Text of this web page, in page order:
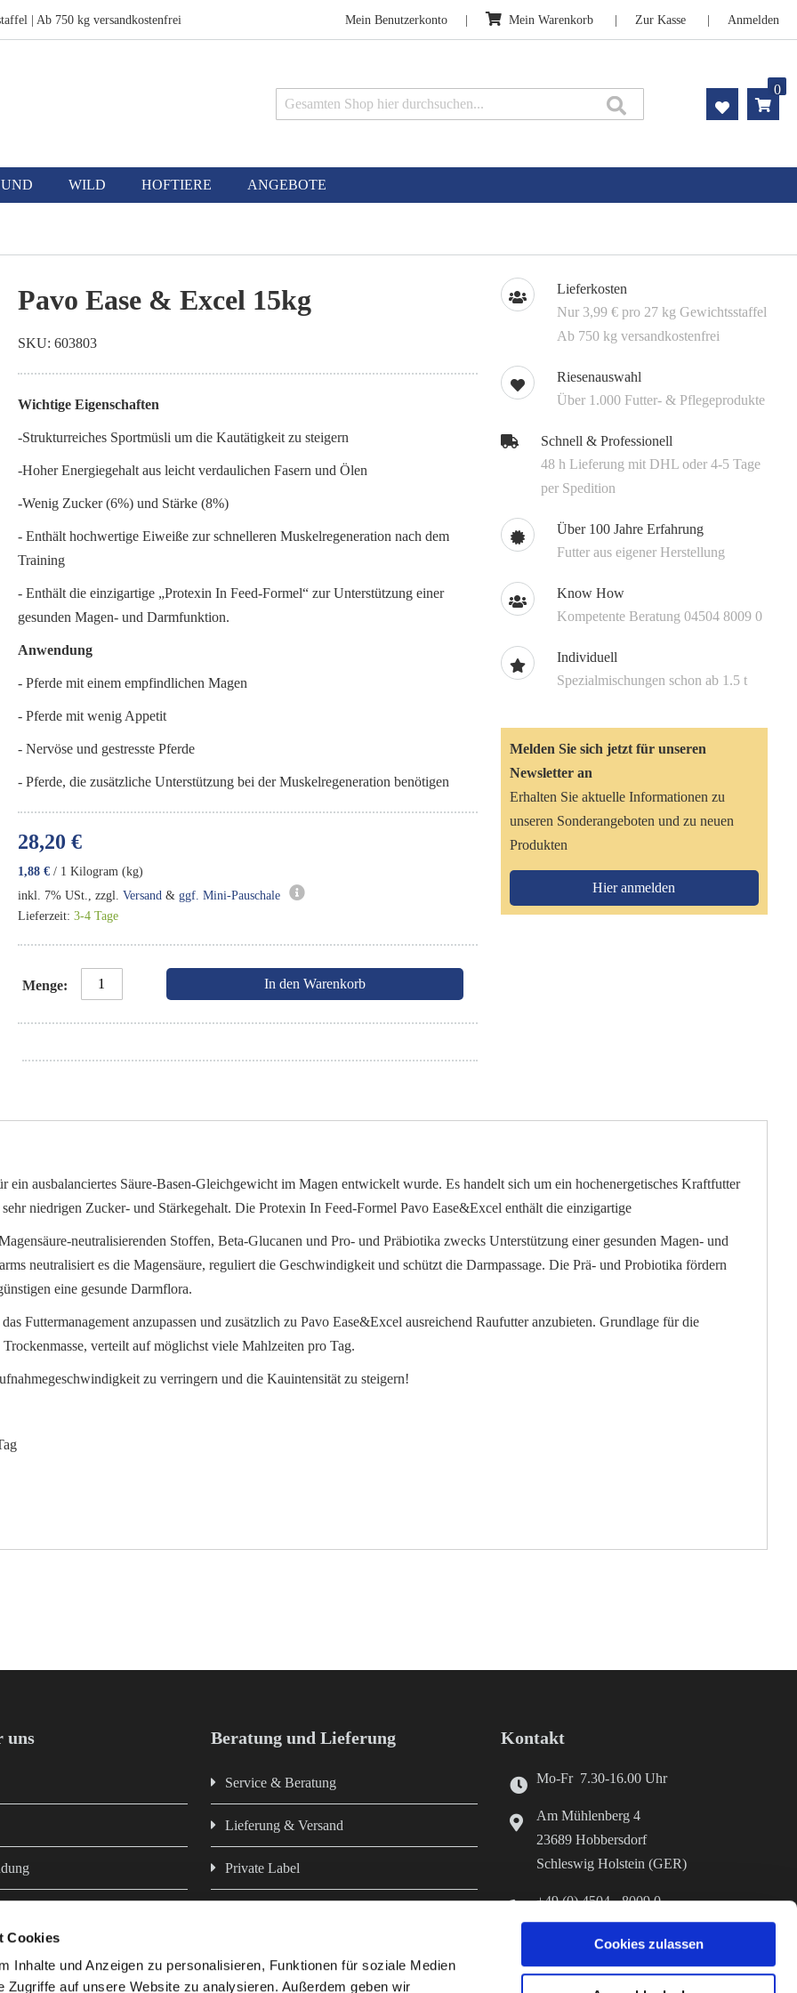
Cookies
Inhalte und Anzeigen zu personalisieren, Funktionen für soziale Medien
Zugriffe auf unsere Website zu analysieren. Außerdem geben wir
Cookies zulassen
Mein Benutzerkonto Anmelden
| Ab 750 kg versandkostenfrei Mein Warenkorb Zur Kasse
0
WILD HOFTIERE ANGEBOTE
Pavo Ease & Excel 15kg
28,20 €
1,88 € / 1 Kilogram (kg)
inkl. 7% USt., zzgl. Versand& ggf. Mini-Pauschale
Lieferzeit: 3-4 Tage
Menge In den Warenkorb
Wichtige Eigenschaften
-Strukturreiches Sportmüsli um die Kautätigkeit zu steigern
-Hoher Energiegehalt aus leicht verdaulichen Fasern und Ölen
-Wenig Zucker (6%) und Stärke (8%)
- Enthält hochwertige Eiweiße zur schnelleren Muskelregeneration nach dem
Training
- Enthält die einzigartige „Protexin In Feed-Formel“ zur Unterstützung einer
gesunden Magen- und Darmfunktion.
Anwendung
- Pferde mit einem empfindlichen Magen
- Pferde mit wenig Appetit
- Nervöse und gestresste Pferde
- Pferde, die zusätzliche Unterstützung bei der Muskelregeneration benötigen
SKU 603803
Lieferkosten
Nur 3,99 € pro 27 kg Gewichtsstaffel
Ab 750 kg versandkostenfrei
Riesenauswahl
Über 1.000 Futter- & Pflegeprodukte
Schnell & Professionell
48 h Lieferung mit DHL oder 4-5 Tage
per Spedition
Über 100 Jahre Erfahrung
Futter aus eigener Herstellung
Know How
Kompetente Beratung 04504 8009 0
Individuell
Spezialmischungen schon ab 1.5 t
Melden Sie sich jetzt für unseren
Newsletter an
Erhalten Sie aktuelle Informationen zu
unseren Sonderangeboten und zu neuen
Produkten
Hier anmelden
ein ausbalanciertes Säure-Basen-Gleichgewicht im Magen entwickelt wurde. Es handelt sich um ein hochenergetisches Kraftfutter
niedrigen Zucker- und Stärkegehalt. Die Protexin In Feed-Formel Pavo Ease&Excel enthält die einzigartige
neutralisierenden Stoffen, Beta-Glucanen und Pro- und Präbiotika zwecks Unterstützung einer gesunden Magen- und
neutralisiert es die Magensäure, reguliert die Geschwindigkeit und schützt die Darmpassage. Die Prä- und Probiotika fördern
eine gesunde Darmflora.
Futtermanagement anzupassen und zusätzlich zu Pavo Ease&Excel ausreichend Raufutter anzubieten. Grundlage für die
verteilt auf möglichst viele Mahlzeiten pro Tag.
zu verringern und die Kauintensität zu steigern!
uns Beratung und Lieferung
Service & Beratung
Lieferung & Versand
Private Label
Kontakt
Mo-Fr 7.30-16.00 Uhr
Am Mühlenberg 4
23689 Hobbersdorf
Schleswig Holstein (GER)
+49 (0) 4504 - 8009 0
+49 (0) 4504 - 8009 70
info@diefutterkammer.de
www.stroeh-hobbersdorf.de